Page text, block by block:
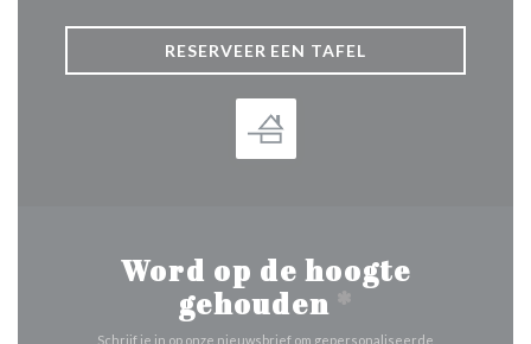
RESERVEER EEN TAFEL
Word op de hoogte
gehouden *
Schrijf je in op onze nieuwsbrief om gepersonaliseerde